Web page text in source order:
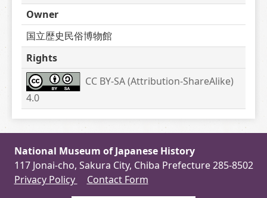
Owner
国立歴史民俗博物館
Rights
CC BY-SA (Attribution-ShareAlike)
4.0
National Museum of Japanese History
117 Jonai-cho, Sakura City, Chiba Prefecture 285-8502
Privacy Policy
Contact Form